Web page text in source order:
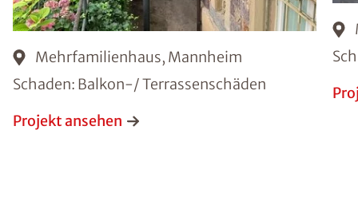
Mehrfamilienhaus, Mannheim
Schaden: Balkon-/ Terrassenschäden
Projekt ansehen